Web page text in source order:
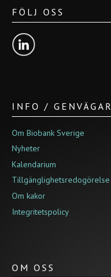
FÖLJ OSS
INFO / GENVÄGAR
Om Biobank Sverige
Nyheter
Kalendarium
Tillgänglighetsredogörelse
Om kakor
Integritetspolicy
OM OSS